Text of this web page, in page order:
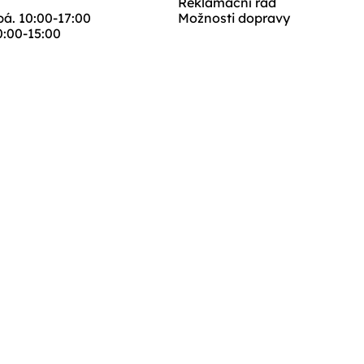
10:00-17:00
15:00
Možnosti dopravy